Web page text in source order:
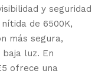
y seguridad
de 6500K,
más segura,
luz. En
ofrece una